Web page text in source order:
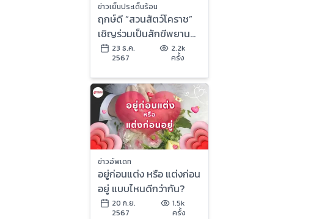
ข่าวเย็นประเด็นร้อน
ฤกษ์ดี “สวนสัตว์โคราช”
เชิญร่วมเป็นสักขีพยาน
วิวาห์ฮิปโปแคระ 2 คู่ | ข่าว
เย็นประเด็นร้อน
23 ธ.ค.
2567
2.2k
ครั้ง
ข่าวอัพเดท
อยู่ก่อนแต่ง หรือ แต่งก่อน
อยู่ แบบไหนดีกว่ากัน?
20 ก.ย.
2567
1.5k
ครั้ง